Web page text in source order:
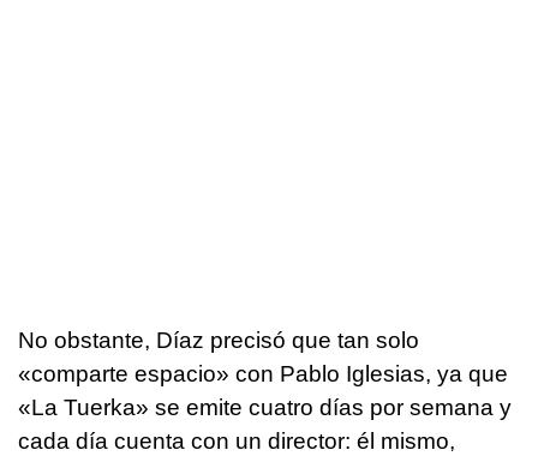
No obstante, Díaz precisó que tan solo
«comparte espacio» con Pablo Iglesias, ya que
«La Tuerka» se emite cuatro días por semana y
cada día cuenta con un director: él mismo,